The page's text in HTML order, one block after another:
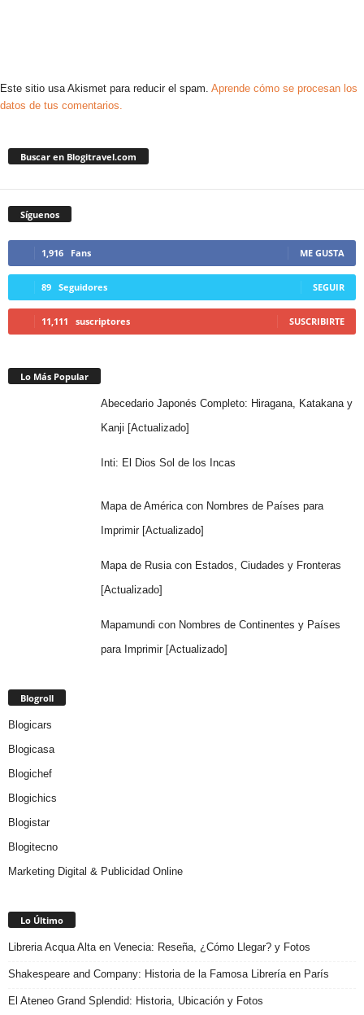
Este sitio usa Akismet para reducir el spam. Aprende cómo se procesan los
datos de tus comentarios.
Buscar en Blogitravel.com
Síguenos
1,916 Fans ME GUSTA
89 Seguidores SEGUIR
11,111 suscriptores SUSCRIBIRTE
Lo Más Popular
Abecedario Japonés Completo: Hiragana, Katakana y
Kanji [Actualizado]
Inti: El Dios Sol de los Incas
Mapa de América con Nombres de Países para
Imprimir [Actualizado]
Mapa de Rusia con Estados, Ciudades y Fronteras
[Actualizado]
Mapamundi con Nombres de Continentes y Países
para Imprimir [Actualizado]
Blogroll
Blogicars
Blogicasa
Blogichef
Blogichics
Blogistar
Blogitecno
Marketing Digital & Publicidad Online
Lo Último
Libreria Acqua Alta en Venecia: Reseña, ¿Cómo Llegar? y Fotos
Shakespeare and Company: Historia de la Famosa Librería en París
El Ateneo Grand Splendid: Historia, Ubicación y Fotos